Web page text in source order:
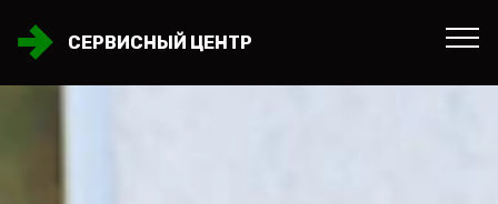
СЕРВИСНЫЙ ЦЕНТР